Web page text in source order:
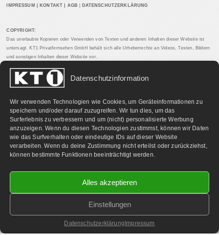
Datenschutzinformation
Wir verwenden Technologien wie Cookies, um Geräteinformationen zu
speichern und/oder darauf zuzugreifen. Wir tun dies, um das
Surferlebnis zu verbessern und um (nicht) personalisierte Werbung
anzuzeigen. Wenn du diesen Technologien zustimmst, können wir Daten
wie das Surfverhalten oder eindeutige IDs auf dieser Website
verarbeiten. Wenn du deine Zustimmung nicht erteilst oder zurückziehst,
können bestimmte Funktionen beeinträchtigt werden.
Alles akzeptieren
Einstellungen
Datenschutzerklärung Impressum
IMPRESSUM KONTAKT AGB DATENSCHUTZERKLÄRUNG
COPYRIGHT:
Das unerlaubte Kopieren oder Verwenden von Texten und anderen Inhalten dieser Website ist
untersagt. KT1 Privatfernsehen GmbH behält sich alle Urheberrechte an Videos, Texten, Bildern
und sonstigen Inhalten dieser Website vor.
PARTNERLINKS:
2026 KT1 Privatfernsehen - Alle Rechte vorbehalten.
Homepage & Webbetreuung DF-Media.at